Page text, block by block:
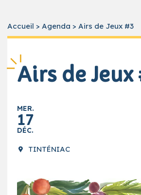
Accueil > Agenda > Airs de Jeux #3
Airs de Jeux
MER.
17
DÉC.
TINTÉNIAC